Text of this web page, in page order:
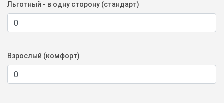
Льготный - в одну сторону (стандарт)
Взрослый (комфорт)